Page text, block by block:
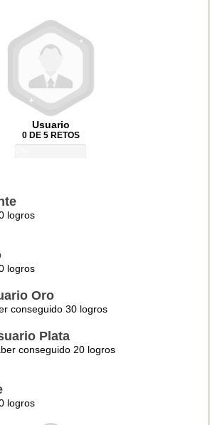
Usuario
0 DE 5 RETOS
logros
logros
Oro
conseguido 30 logros
Plata
conseguido 20 logros
logros